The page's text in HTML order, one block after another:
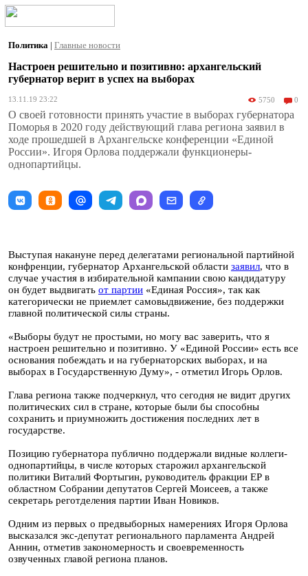
Политика | Главные новости
Настроен решительно и позитивно: архангельский
губернатор верит в успех на выборах
13.11.19 23:22 5750 0
О своей готовности принять участие в выборах губернатора
Поморья в 2020 году действующий глава региона заявил в
ходе прошедшей в Архангельске конференции «Единой
России». Игоря Орлова поддержали функционеры-
однопартийцы.
Выступая накануне перед делегатами региональной партийной
конфренции, губернатор Архангельской области заявил, что в
случае участия в избирательной кампании свою кандидатуру
он будет выдвигать от партии «Единая Россия», так как
категорически не приемлет самовыдвижение, без поддержки
главной политической силы страны.
«Выборы будут не простыми, но могу вас заверить, что я
настроен решительно и позитивно. У «Единой России» есть все
основания побеждать и на губернаторских выборах, и на
выборах в Государственную Думу», - отметил Игорь Орлов.
Глава региона также подчеркнул, что сегодня не видит других
политических сил в стране, которые были бы способны
сохранить и приумножить достижения последних лет в
государстве.
Позицию губернатора публично поддержали видные коллеги-
однопартийцы, в числе которых старожил архангельской
политики Виталий Фортыгин, руководитель фракции ЕР в
областном Собрании депутатов Сергей Моисеев, а также
секретарь реготделения партии Иван Новиков.
Одним из первых о предвыборных намерениях Игоря Орлова
высказался экс-депутат регионального парламента Андрей
Аннин, отметив закономерность и своевременность
озвученных главой региона планов.